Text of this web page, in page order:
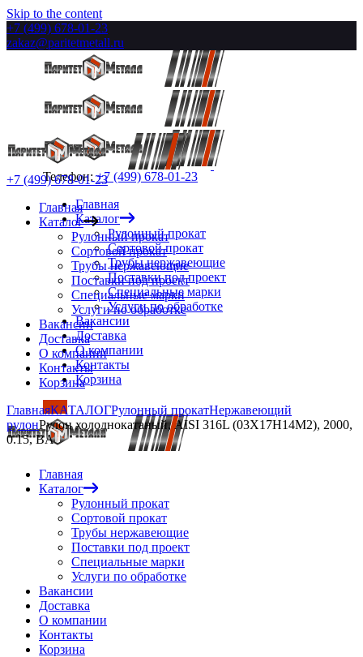
Skip to the content
+7 (499) 678-01-23
zakaz@paritetmetall.ru
Телефон:+7 (499) 678-01-23
Главная
Каталог
Рулонный прокат
Сортовой прокат
Трубы нержавеющие
Поставки под проект
Специальные марки
Услуги по обработке
Вакансии
Доставка
О компании
Контакты
Корзина
Главная
Каталог
Рулонный прокат
Сортовой прокат
Трубы нержавеющие
Поставки под проект
Специальные марки
Услуги по обработке
Вакансии
Доставка
О компании
Контакты
Корзина
+7 (499) 678-01-23
Главная
Каталог
Рулонный прокат
Сортовой прокат
Трубы нержавеющие
Поставки под проект
Специальные марки
Услуги по обработке
Вакансии
Доставка
О компании
Контакты
Корзина
ГлавнаяКАТАЛОГРулонный прокатНержавеющий
рулонРулон холоднокатаный, AISI 316L (03Х17Н14М2), 2000,
0.15, BA